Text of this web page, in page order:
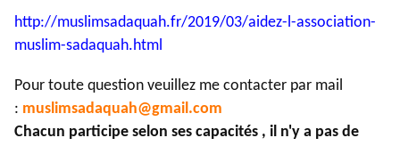
http://muslimsadaquah.fr/2019/03/aidez-l-association-
muslim-sadaquah.html
Pour toute question veuillez me contacter par mail
: muslimsadaquah@gmail.com
Chacun participe selon ses capacités , il n'y a pas de